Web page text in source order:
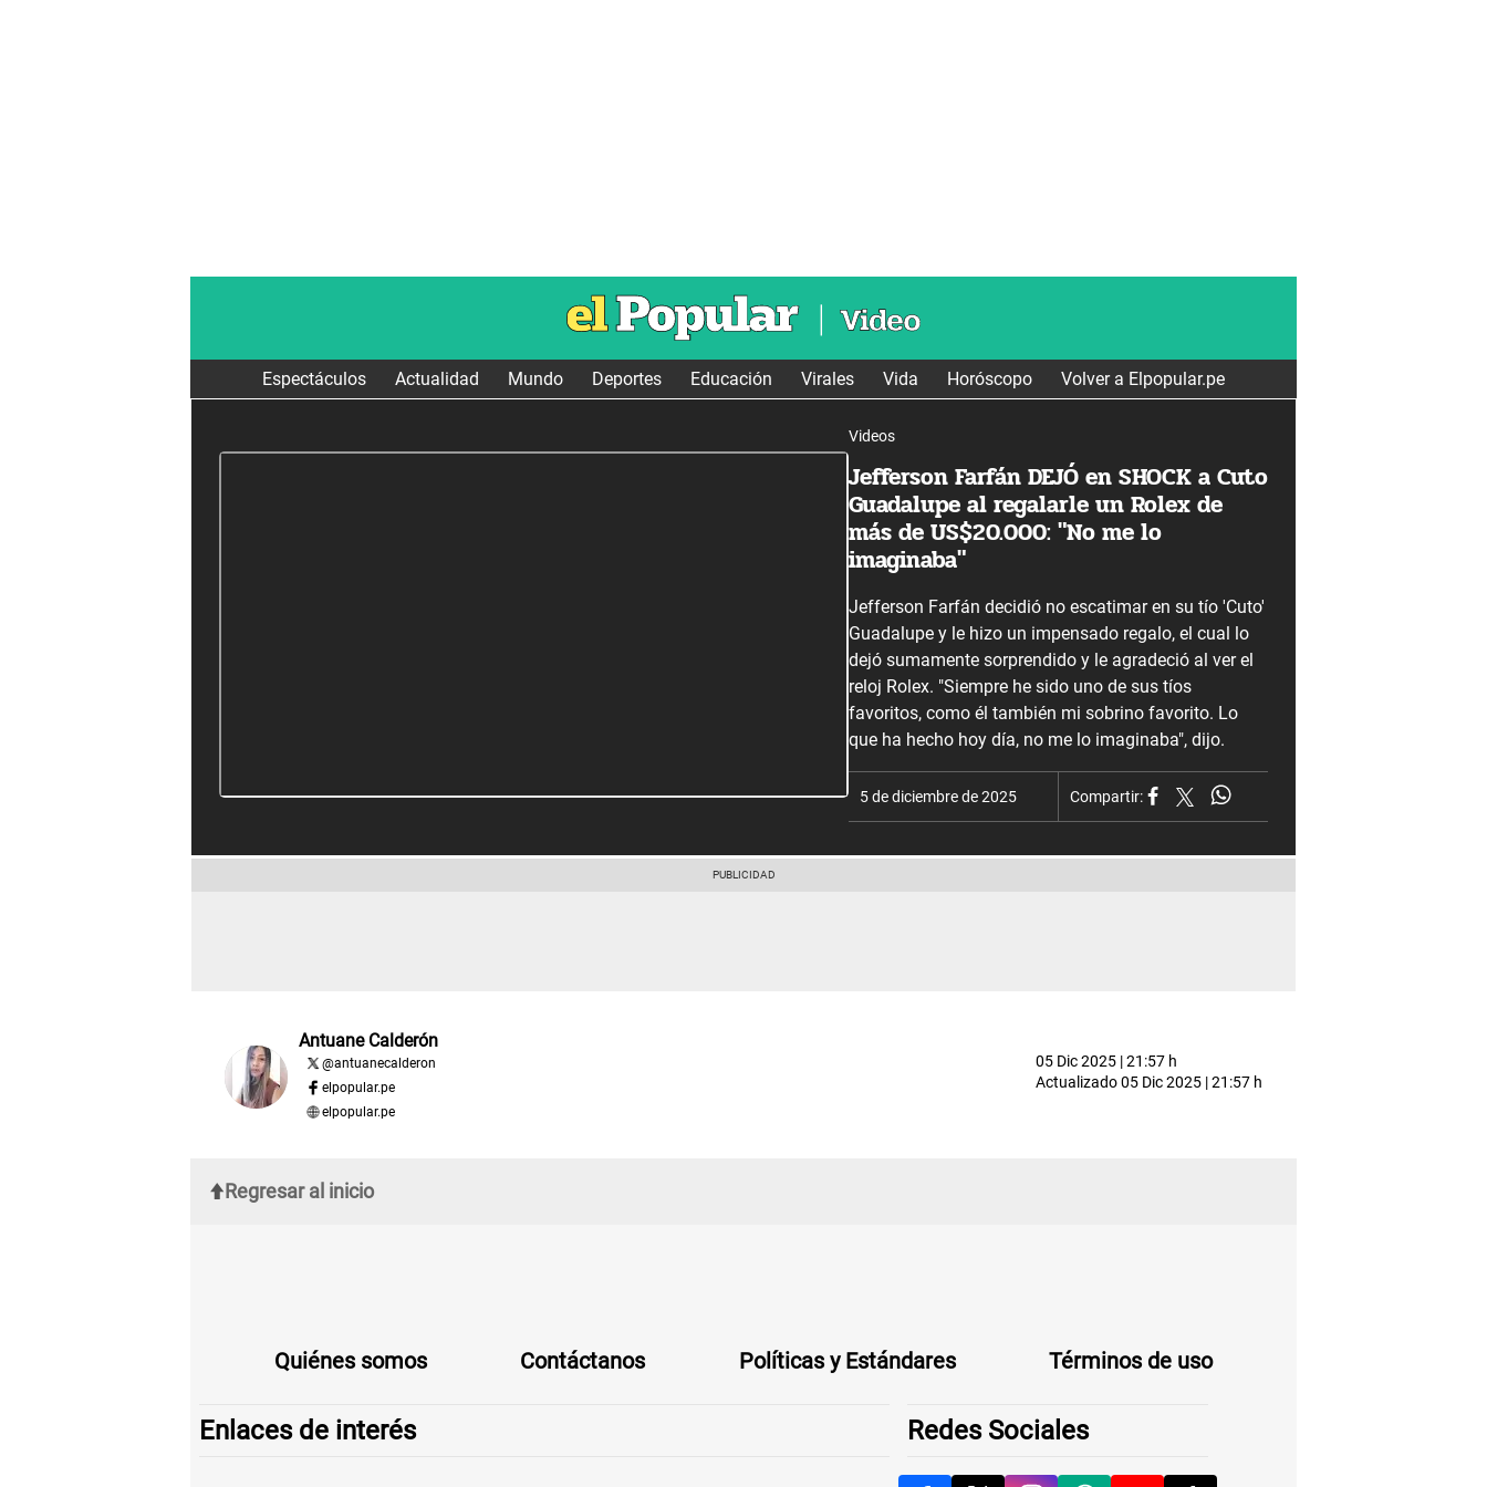
Espectáculos Actualidad Mundo Deportes Educación Virales Vida Horóscopo Volver a Elpopular.pe
Videos
Jefferson Farfán DEJÓ en SHOCK a Cuto
Guadalupe al regalarle un Rolex de
más de US$20.000: "No me lo
imaginaba"
Jefferson Farfán decidió no escatimar en su tío 'Cuto'
Guadalupe y le hizo un impensado regalo, el cual lo
dejó sumamente sorprendido y le agradeció al ver el
reloj Rolex. "Siempre he sido uno de sus tíos
favoritos, como él también mi sobrino favorito. Lo
que ha hecho hoy día, no me lo imaginaba", dijo.
5 de diciembre de 2025 Compartir:
Antuane Calderón
@antuanecalderon
elpopular.pe
elpopular.pe
05 Dic 2025 | 21:57 h
Actualizado05 Dic 2025 | 21:57 h
Regresar al inicio
Quiénes somos Contáctanos Políticas y Estándares Términos de uso
Enlaces de interés Redes Sociales